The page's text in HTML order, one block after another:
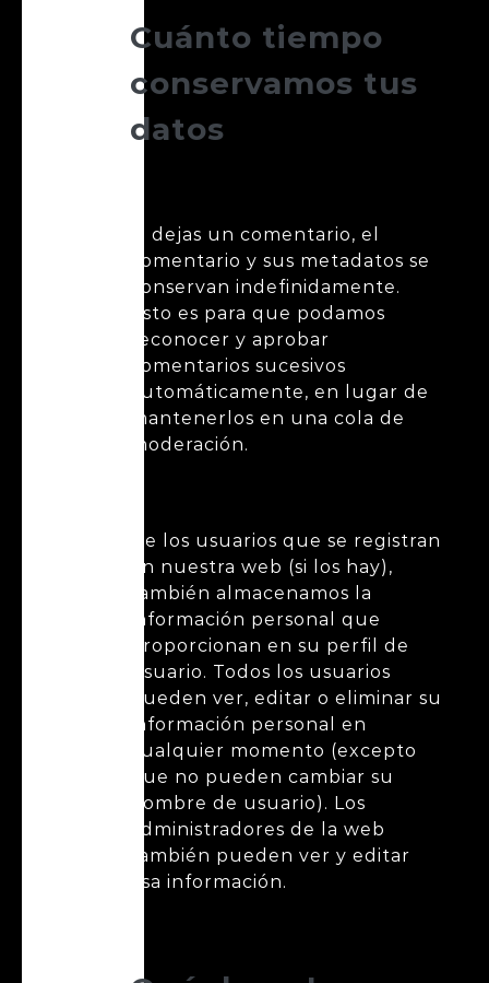
Cuánto tiempo
conservamos tus
datos
Si dejas un comentario, el
comentario y sus metadatos se
conservan indefinidamente.
Esto es para que podamos
reconocer y aprobar
comentarios sucesivos
automáticamente, en lugar de
mantenerlos en una cola de
moderación.
De los usuarios que se registran
en nuestra web (si los hay),
también almacenamos la
información personal que
proporcionan en su perfil de
usuario. Todos los usuarios
pueden ver, editar o eliminar su
información personal en
cualquier momento (excepto
que no pueden cambiar su
nombre de usuario). Los
administradores de la web
también pueden ver y editar
esa información.